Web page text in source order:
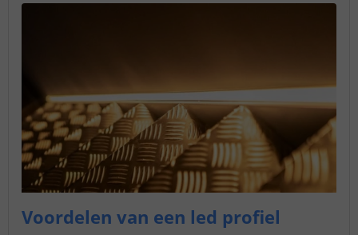
Voordelen van een led profiel